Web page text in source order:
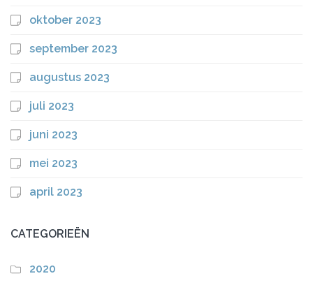
oktober 2023
september 2023
augustus 2023
juli 2023
juni 2023
mei 2023
april 2023
CATEGORIEËN
2020